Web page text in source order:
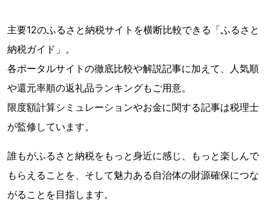
主要12のふるさと納税サイトを横断比較できる「ふるさと
納税ガイド」。
各ポータルサイトの徹底比較や解説記事に加えて、人気順
や還元率順の返礼品ランキングもご用意。
限度額計算シミュレーションやお金に関する記事は税理士
が監修しています。
誰もがふるさと納税をもっと身近に感じ、もっと楽しんで
もらえることを、そして魅力ある自治体の財源確保につな
がることを目指します。